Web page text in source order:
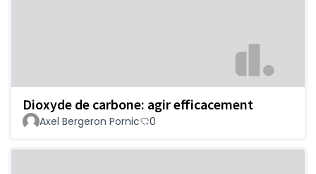
Dioxyde de carbone: agir efficacement
Axel Bergeron Pornic 0